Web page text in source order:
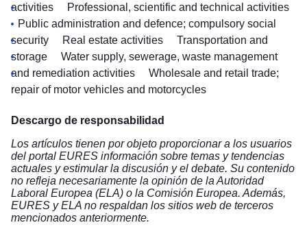
activities
Professional, scientific and technical activities
Public administration and defence; compulsory social
security
Real estate activities
Transportation and
storage
Water supply, sewerage, waste management
and remediation activities
Wholesale and retail trade;
repair of motor vehicles and motorcycles
Descargo de responsabilidad
Los artículos tienen por objeto proporcionar a los usuarios
del portal EURES información sobre temas y tendencias
actuales y estimular la discusión y el debate. Su contenido
no refleja necesariamente la opinión de la Autoridad
Laboral Europea (ELA) o la Comisión Europea. Además,
EURES y ELA no respaldan los sitios web de terceros
mencionados anteriormente.